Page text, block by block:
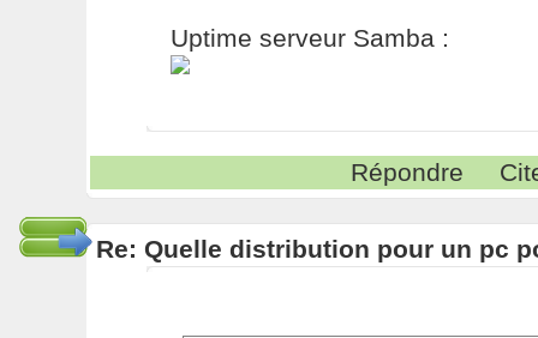
Uptime serveur Samba :
Répondre
Re: Quelle distribution pour un pc